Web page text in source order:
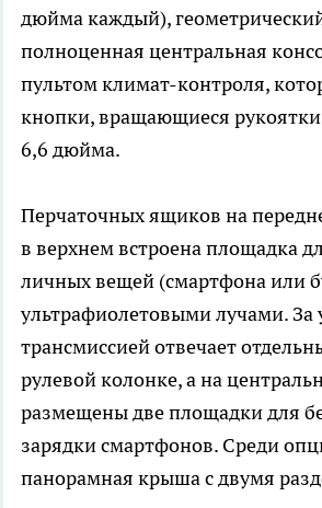
дюйма каждый),
полноценная центральная
пультом климат-контроля,
кнопки, вращающиеся рукоятки
6,6 дюйма.
Перчаточных ящиков на
в верхнем встроена площадка
личных вещей (смартфона или
ультрафиолетовыми лучами. За
трансмиссией отвечает
рулевой колонке, а на
размещены две площадки для
зарядки смартфонов. Среди
панорамная крыша с двумя